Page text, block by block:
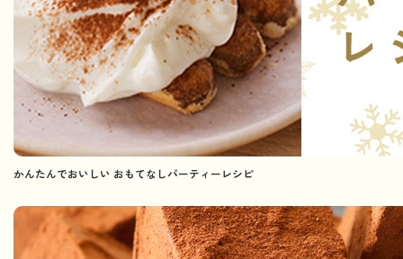
かんたんでおいしい おもてなしパーティーレシピ